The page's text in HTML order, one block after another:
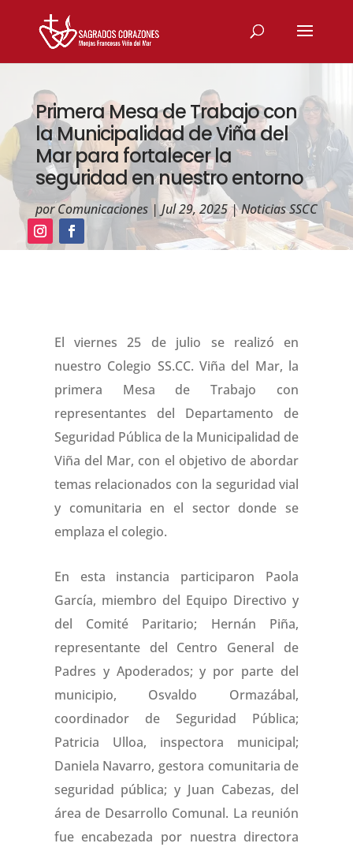
Primera Mesa de Trabajo con
la Municipalidad de Viña del
Mar para fortalecer la
seguridad en nuestro entorno
porComunicaciones|Jul 29, 2025|Noticias SSCC
El viernes 25 de julio se realizó en
nuestro Colegio SS.CC. Viña del Mar, la
primera Mesa de Trabajo con
representantes del Departamento de
Seguridad Pública de la Municipalidad de
Viña del Mar, con el objetivo de abordar
temas relacionados con la seguridad vial
y comunitaria en el sector donde se
emplaza el colegio.
En esta instancia participaron Paola
García, miembro del Equipo Directivo y
del Comité Paritario; Hernán Piña,
representante del Centro General de
Padres y Apoderados; y por parte del
municipio, Osvaldo Ormazábal,
coordinador de Seguridad Pública;
Patricia Ulloa, inspectora municipal;
Daniela Navarro, gestora comunitaria de
seguridad pública; y Juan Cabezas, del
área de Desarrollo Comunal. La reunión
fue encabezada por nuestra directora